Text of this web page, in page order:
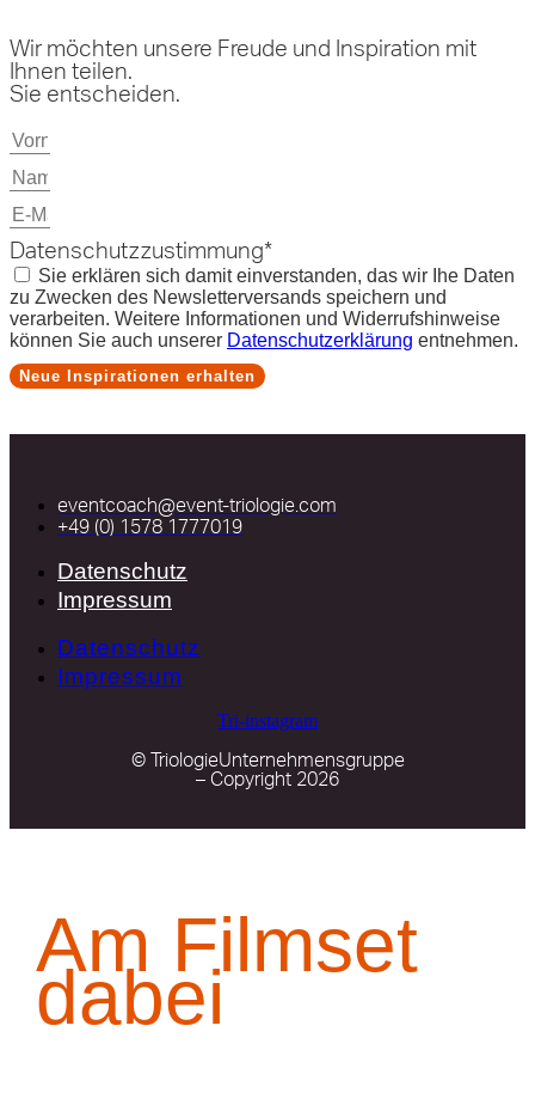
Wir möchten unsere Freude und Inspiration mit
Ihnen teilen.
Sie entscheiden.
Datenschutzzustimmung*
Sie erklären sich damit einverstanden, das wir Ihe Daten
zu Zwecken des Newsletterversands speichern und
verarbeiten. Weitere Informationen und Widerrufshinweise
können Sie auch unserer Datenschutzerklärung entnehmen.
Neue Inspirationen erhalten
eventcoach@event-triologie.com
+49 (0) 1578 1777019
Datenschutz
Impressum
Datenschutz
Impressum
Tri-instagram
© TriologieUnternehmensgruppe
– Copyright 2026
Am Filmset
dabei